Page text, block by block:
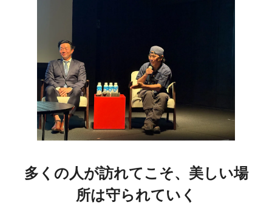
多くの人が訪れてこそ、美しい場
所は守られていく